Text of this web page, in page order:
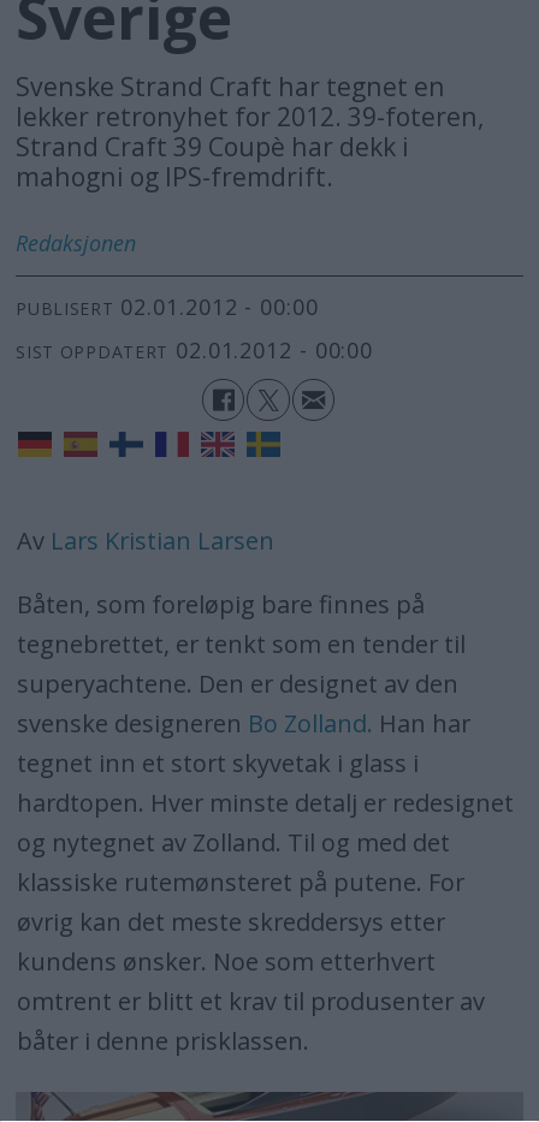
Svenske Strand Craft har tegnet en
lekker retronyhet for 2012. 39-foteren,
Strand Craft 39 Coupè har dekk i
mahogni og IPS-fremdrift.
Redaksjonen
PUBLISERT 02.01.2012 - 00:00
SIST OPPDATERT 02.01.2012 - 00:00
Av Lars Kristian Larsen
Båten, som foreløpig bare finnes på
tegnebrettet, er tenkt som en tender til
superyachtene. Den er designet av den
svenske designeren Bo Zolland. Han har
tegnet inn et stort skyvetak i glass i
hardtopen. Hver minste detalj er redesignet
og nytegnet av Zolland. Til og med det
klassiske rutemønsteret på putene. For
øvrig kan det meste skreddersys etter
kundens ønsker. Noe som etterhvert
omtrent er blitt et krav til produsenter av
båter i denne prisklassen.